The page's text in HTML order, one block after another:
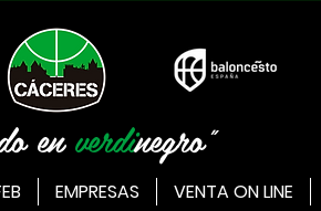
enverdinegro"
EMPRESAS VENTA ON LINE